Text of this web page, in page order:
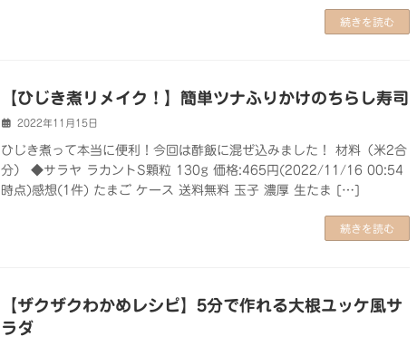
続きを読む
【ひじき煮リメイク！】簡単ツナふりかけのちらし寿司
2022年11月15日
ひじき煮って本当に便利！今回は酢飯に混ぜ込みました！ 材料（米2合
分） ◆サラヤ ラカントS顆粒 130g 価格:465円(2022/11/16 00:54
時点)感想(1件) たまご ケース 送料無料 玉子 濃厚 生たま […]
続きを読む
【ザクザクわかめレシピ】5分で作れる大根ユッケ風サ
ラダ